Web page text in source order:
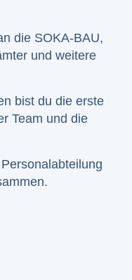
die SOKA-BAU,
und weitere
bist du die erste
Team und die